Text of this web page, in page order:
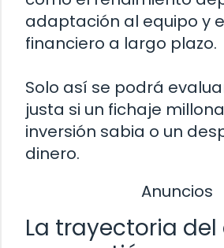
adaptación al equipo y
financiero a largo plazo.
Solo así se podrá
justa si un fichaje
inversión sabia o un
dinero.
Anuncios
La trayectoria